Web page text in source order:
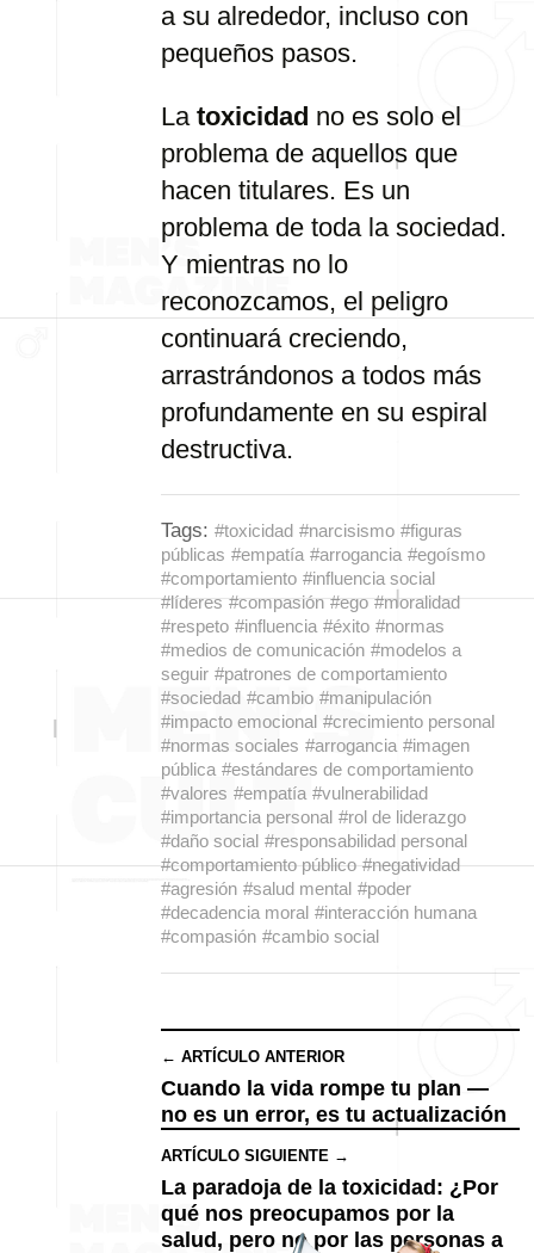
a su alrededor, incluso con
pequeños pasos.
La toxicidad no es solo el
problema de aquellos que
hacen titulares. Es un
problema de toda la sociedad.
Y mientras no lo
reconozcamos, el peligro
continuará creciendo,
arrastrándonos a todos más
profundamente en su espiral
destructiva.
Tags: #toxicidad #narcisismo #figuras
públicas #empatía #arrogancia #egoísmo
#comportamiento #influencia social
#líderes #compasión #ego #moralidad
#respeto #influencia #éxito #normas
#medios de comunicación #modelos a
seguir #patrones de comportamiento
#sociedad #cambio #manipulación
#impacto emocional #crecimiento personal
#normas sociales #arrogancia #imagen
pública #estándares de comportamiento
#valores #empatía #vulnerabilidad
#importancia personal #rol de liderazgo
#daño social #responsabilidad personal
#comportamiento público #negatividad
#agresión #salud mental #poder
#decadencia moral #interacción humana
#compasión #cambio social
← ARTÍCULO ANTERIOR
Cuando la vida rompe tu plan —
no es un error, es tu actualización
ARTÍCULO SIGUIENTE →
La paradoja de la toxicidad: ¿Por
qué nos preocupamos por la
salud, pero no por las personas a